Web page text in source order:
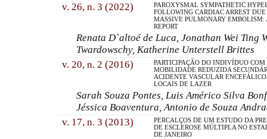
v. 26, n. 3 (2022)
PAROXYSMAL SYMPATHETIC
FOLLOWING CARDIAC ARREST DUE
MASSIVE PULMONARY EMBOLISM:
REPORT
Renata D`altoé de Luca, Jonathan Wei Ting
Twardowschy, Katherine Unterstell Brittes
v. 20, n. 2 (2016)
PARTICIPAÇÃO DO INDIVÍDUO COM
MOBILIDADE REDUZIDA
ACIDENTE VASCULAR
LOCAIS DE LAZER
Sarah Souza Pontes, Luis Américo Silva
Jéssica Boaventura, Antonio de Souza
v. 17, n. 3 (2013)
PERCALÇOS DE UM ESTUDO DA
DE ESCLEROSE MÚLTIPLA NO
DE JANEIRO